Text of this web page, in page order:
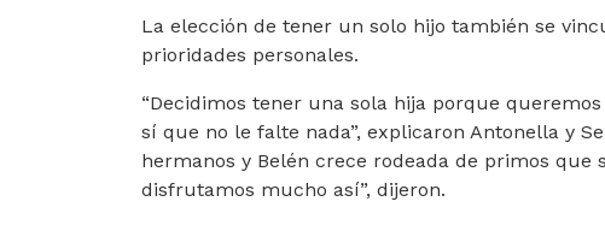
La elección de tener un solo hijo también se
prioridades personales.
“Decidimos tener una sola hija porque
sí que no le falte nada”, explicaron Antonella y
hermanos y Belén crece rodeada de primos que
disfrutamos mucho así”, dijeron.